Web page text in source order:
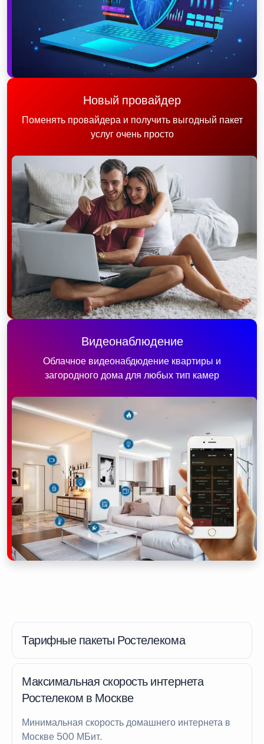
Новый провайдер
Поменять провайдера и получить выгодный пакет
услуг очень просто
Видеонаблюдение
Облачное видеонабдюдение квартиры и
загородного дома для любых тип камер
Тарифные пакеты Ростелекома
Максимальная скорость интернета
Ростелеком в Москве
Минимальная скорость домашнего интернета в
Москве 500 МБит.